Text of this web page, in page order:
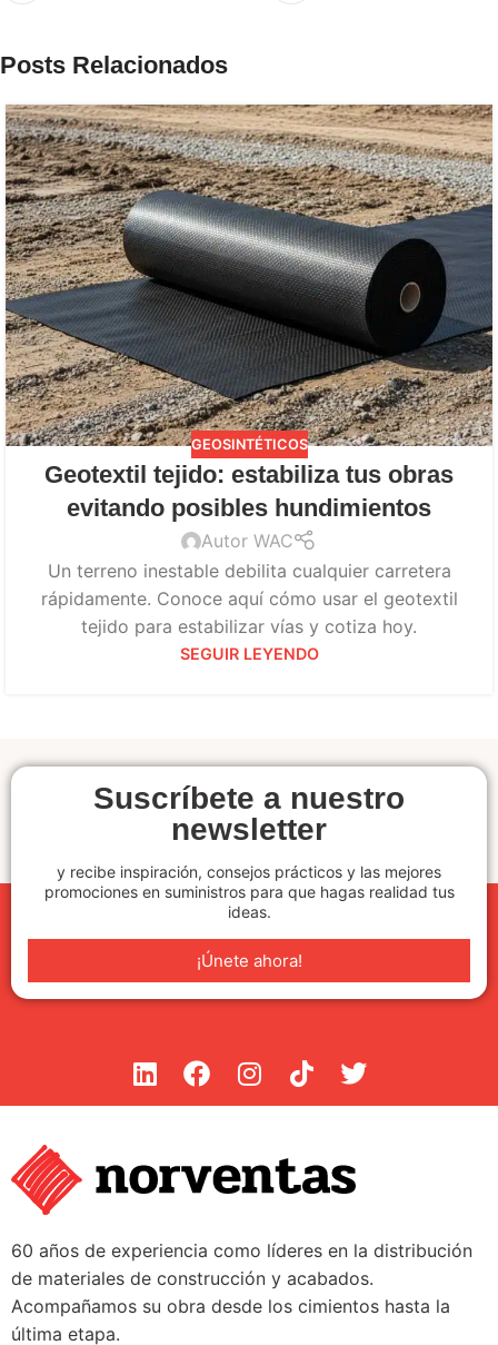
Posts Relacionados
GEOSINTÉTICOS
Geotextil tejido: estabiliza tus obras
evitando posibles hundimientos
Autor WAC
Un terreno inestable debilita cualquier carretera
rápidamente. Conoce aquí cómo usar el geotextil
tejido para estabilizar vías y cotiza hoy.
SEGUIR LEYENDO
Suscríbete a nuestro
newsletter
y recibe inspiración, consejos prácticos y las mejores
promociones en suministros para que hagas realidad tus
ideas.
¡Únete ahora!
60 años de experiencia como líderes en la distribución
de materiales de construcción y acabados.
Acompañamos su obra desde los cimientos hasta la
última etapa.